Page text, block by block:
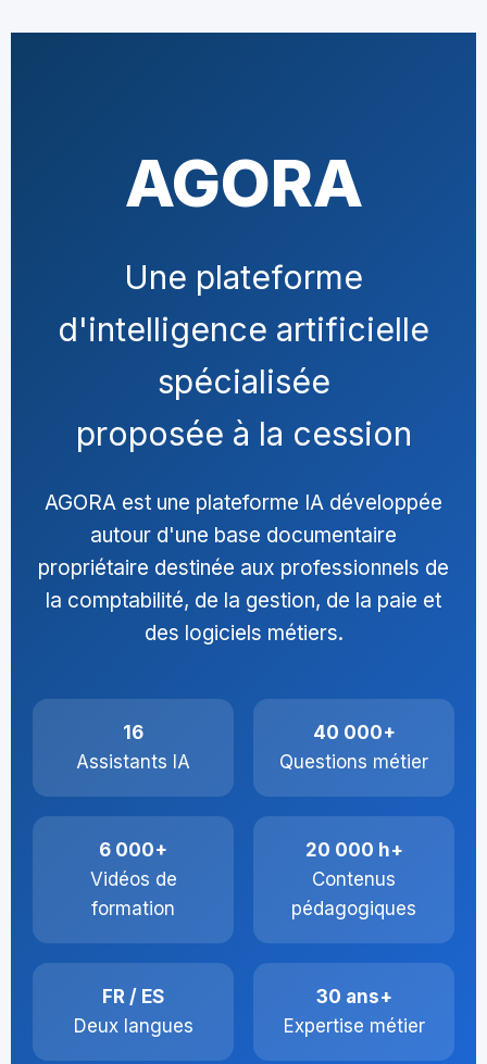
AGORA
Une plateforme
d'intelligence artificielle
spécialisée
proposée à la cession
AGORA est une plateforme IA développée
autour d'une base documentaire
propriétaire destinée aux professionnels de
la comptabilité, de la gestion, de la paie et
des logiciels métiers.
16
Assistants IA
40 000+
Questions métier
6 000+
Vidéos de
formation
20 000 h+
Contenus
pédagogiques
FR / ES
Deux langues
30 ans+
Expertise métier